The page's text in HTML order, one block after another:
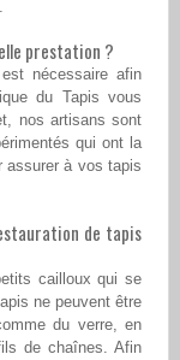
prestation ?
nécessaire afin
du Tapis vous
nos artisans sont
qui ont la
assurer à vos tapis
de tapis
cailloux qui se
ne peuvent être
du verre, en
de chaînes. Afin